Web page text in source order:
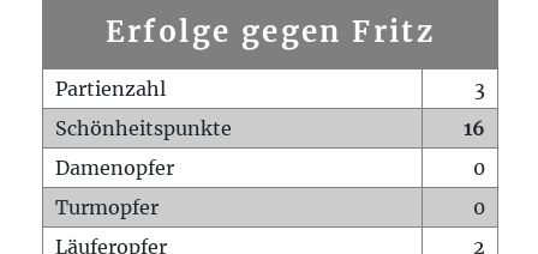
Erfolge gegen Fritz
Partienzahl
3
Schönheitspunkte
16
Damenopfer
0
Turmopfer
0
Läuferopfer
2